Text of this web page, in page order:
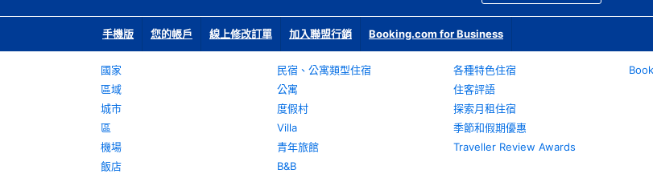
手機版 您的帳戶 線上修改訂單 加入聯盟行銷 Booking.com for Business
國家
區域
城市
區
機場
飯店
民宿、公寓類型住宿
公寓
度假村
Villa
青年旅館
B&B
各種特色住宿
住客評語
探索月租住宿
季節和假期優惠
Traveller Review Awards